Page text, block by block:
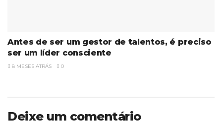
Antes de ser um gestor de talentos, é preciso
ser um líder consciente
8 MESES ATRÁS 0
Deixe um comentário